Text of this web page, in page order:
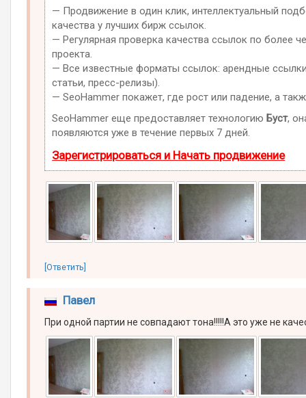
— Продвижение в один клик, интеллектуальный
качества у лучших бирж ссылок.
— Регулярная проверка качества ссылок по более
проекта.
— Все известные форматы ссылок: арендные
статьи, пресс-релизы).
— SeoHammer покажет, где рост или падение, а
SeoHammer еще предоставляет технологиюБуст,
появляются уже в течение первых 7 дней.
Зарегистрироваться и Начать продвижение
[Ответить]
Павел
При одной партии не совпадают тона!!!!!А это уже не